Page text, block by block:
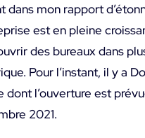
dans mon rapport
est en pleine
des bureaux dans
Pour l’instant, il y a
dont l’ouverture est
2021.